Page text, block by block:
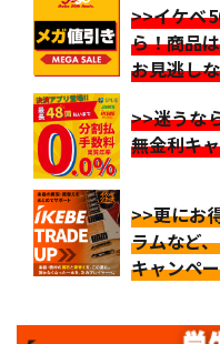
>>イケベ
ら！商品
お見逃し
>>迷うな
無金利キ
>>更にお
ラムなど
キャンペ